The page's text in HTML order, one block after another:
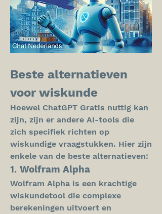
Beste alternatieven
voor wiskunde
Hoewel ChatGPT Gratis nuttig kan
zijn, zijn er andere AI-tools die
zich specifiek richten op
wiskundige vraagstukken. Hier zijn
enkele van de beste alternatieven:
1. Wolfram Alpha
Wolfram Alpha is een krachtige
wiskundetool die complexe
berekeningen uitvoert en